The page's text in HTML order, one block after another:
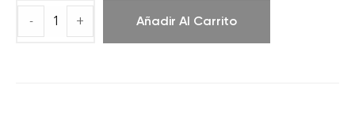
- + Añadir Al Carrito